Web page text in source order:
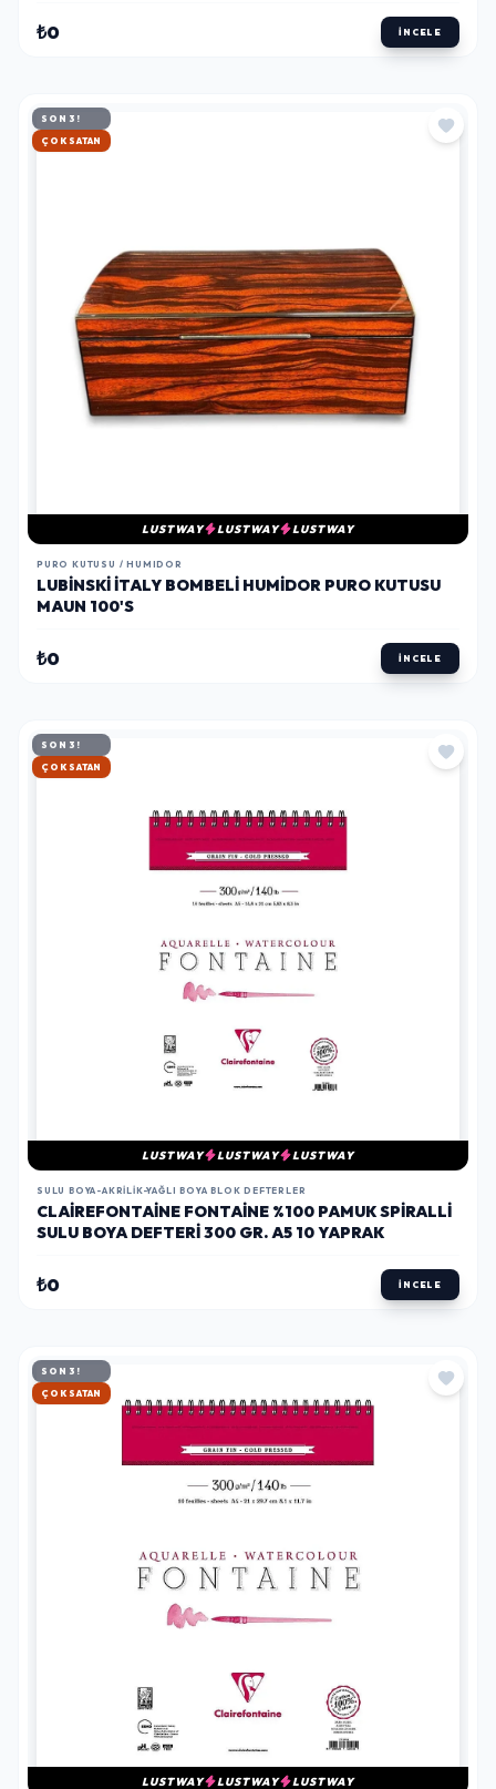
₺0 İNCELE
SON 3!
HIZLI KARGO
LUSTWAY LUSTWAY LUSTWAY
PURO KUTUSU / HUMIDOR
LUBINSKI İTALY BOMBELI HUMIDOR PURO KUTUSU
MAUN 100'S
₺0 İNCELE
SON 3!
HIZLI KARGO
LUSTWAY LUSTWAY LUSTWAY
SULU BOYA-AKRILIK-YAĞLI BOYA BLOK DEFTERLER
CLAIREFONTAINE FONTAINE %100 PAMUK SPIRALLI
SULU BOYA DEFTERI 300 GR. A5 10 YAPRAK
₺0 İNCELE
SON 3!
HIZLI KARGO
LUSTWAY LUSTWAY LUSTWAY